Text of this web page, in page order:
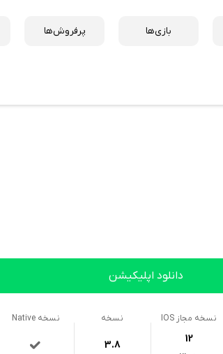
بازی‌ها پرفروش‌ها
دانلود اپلیکیشن
نسخه مجاز IOS
12
نسخه
3.8
نسخه Native